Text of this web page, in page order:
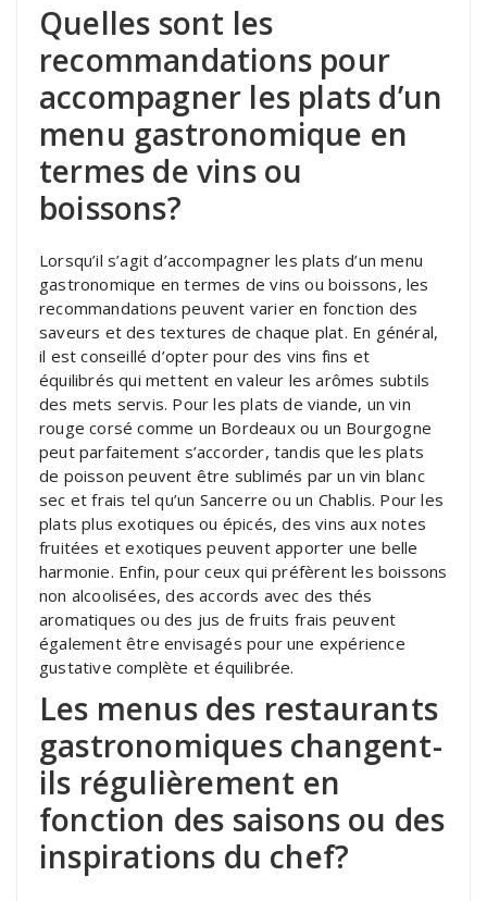
Quelles sont les
recommandations pour
accompagner les plats d’un
menu gastronomique en
termes de vins ou
boissons?
Lorsqu’il s’agit d’accompagner les plats d’un menu
gastronomique en termes de vins ou boissons, les
recommandations peuvent varier en fonction des
saveurs et des textures de chaque plat. En général,
il est conseillé d’opter pour des vins fins et
équilibrés qui mettent en valeur les arômes subtils
des mets servis. Pour les plats de viande, un vin
rouge corsé comme un Bordeaux ou un Bourgogne
peut parfaitement s’accorder, tandis que les plats
de poisson peuvent être sublimés par un vin blanc
sec et frais tel qu’un Sancerre ou un Chablis. Pour les
plats plus exotiques ou épicés, des vins aux notes
fruitées et exotiques peuvent apporter une belle
harmonie. Enfin, pour ceux qui préfèrent les boissons
non alcoolisées, des accords avec des thés
aromatiques ou des jus de fruits frais peuvent
également être envisagés pour une expérience
gustative complète et équilibrée.
Les menus des restaurants
gastronomiques changent-
ils régulièrement en
fonction des saisons ou des
inspirations du chef?